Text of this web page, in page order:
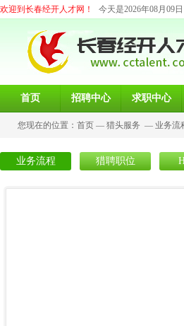
欢迎到长春经开人才网！ 今天是2026年08月09
首页 招聘中心 求职中心
您现在的位置： 首页 — 猎头服务 — 业务流
业务流程 猎聘职位